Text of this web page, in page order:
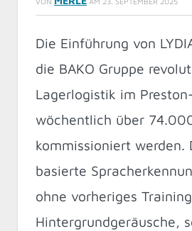
Die Einführung von
die BAKO Gruppe
Lagerlogistik im
wöchentlich über
kommissioniert werden.
basierte
ohne vorheriges
Hintergrundgeräusche,